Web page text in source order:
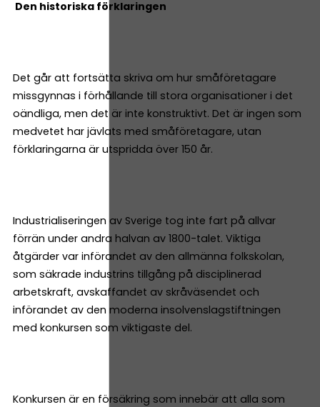
Den historiska förklaringen
Det går att fortsätta skriva om hur småföretagare
missgynnas i förhållande till stora organisationer i det
oändliga, men det är inte konstruktivt. Det är ingen som
medvetet har jävlats med småföretagare, utan
förklaringarna är utspridda över 150 år.
Industrialiseringen av Sverige tog inte fart på allvar
förrän under andra halvan av 1800-talet. Viktiga
åtgärder var införandet av den allmänna folkskolan,
som säkrade industrins tillgång på disciplinerad
arbetskraft, avskaffandet av skråväsendet och
införandet av den moderna insolvenslagstiftningen
med konkursen som viktigaste del.
Konkursen är en försäkring som innebär att alla som